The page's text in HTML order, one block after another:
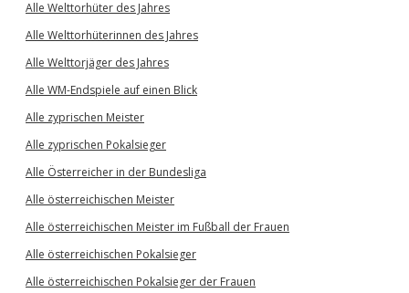
Alle Welttorhüter des Jahres
Alle Welttorhüterinnen des Jahres
Alle Welttorjäger des Jahres
Alle WM-Endspiele auf einen Blick
Alle zyprischen Meister
Alle zyprischen Pokalsieger
Alle Österreicher in der Bundesliga
Alle österreichischen Meister
Alle österreichischen Meister im Fußball der Frauen
Alle österreichischen Pokalsieger
Alle österreichischen Pokalsieger der Frauen